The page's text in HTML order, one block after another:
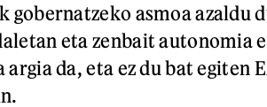
gobernatzeko asmoa azaldu
eta zenbait autonomia
da, eta ez du bat egiten